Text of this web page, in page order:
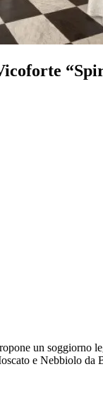
un soggiorno
e Nebbiolo